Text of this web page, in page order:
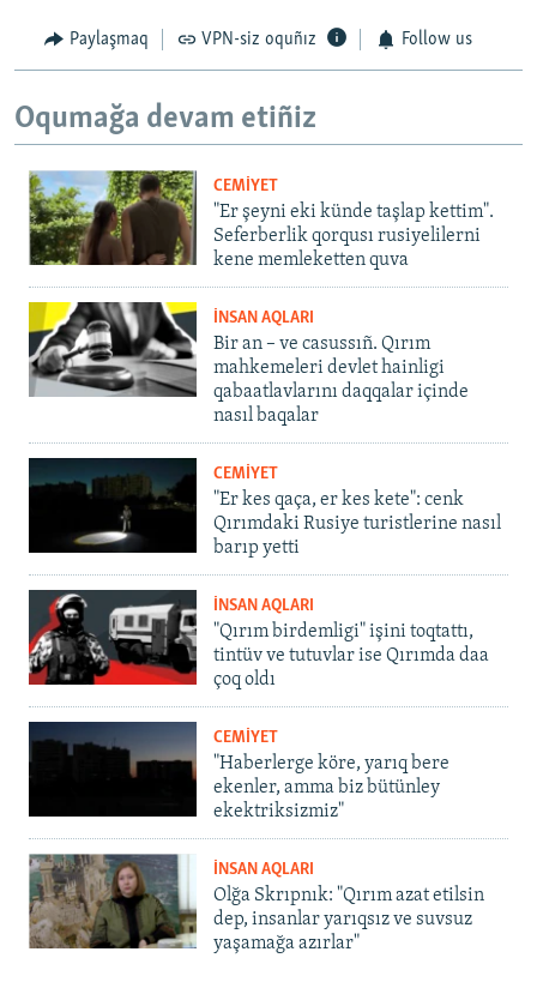
Paylaşmaq VPN-siz oquñız Follow us
Oqumağa devam etiñiz
CEMİYET
"Er şeyni eki künde taşlap kettim".
Seferberlik qorqusı rusiyelilerni
kene memleketten quva
İNSAN AQLARI
Bir an – ve casussıñ. Qırım
mahkemeleri devlet hainligi
qabaatlavlarını daqqalar içinde
nasıl baqalar
CEMİYET
"Er kes qaça, er kes kete": cenk
Qırımdaki Rusiye turistlerine nasıl
barıp yetti
İNSAN AQLARI
"Qırım birdemligi" işini toqtattı,
tintüv ve tutuvlar ise Qırımda daa
çoq oldı
CEMİYET
"Haberlerge köre, yarıq bere
ekenler, amma biz bütünley
ekektriksizmiz"
İNSAN AQLARI
Olğa Skrıpnık: "Qırım azat etilsin
dep, insanlar yarıqsız ve suvsuz
yaşamağa azırlar"